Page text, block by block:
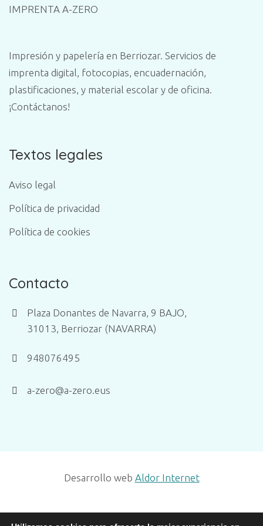
IMPRENTA A-ZERO
Impresión y papelería en Berriozar. Servicios de
imprenta digital, fotocopias, encuadernación,
plastificaciones, y material escolar y de oficina.
¡Contáctanos!
Textos legales
Aviso legal
Política de privacidad
Política de cookies
Contacto
Plaza Donantes de Navarra, 9 BAJO,
31013, Berriozar (NAVARRA)
948076495
a-zero@a-zero.eus
Desarrollo web Aldor Internet